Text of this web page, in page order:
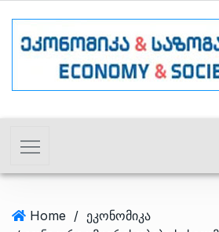
Home / ეკონომიკა